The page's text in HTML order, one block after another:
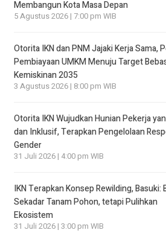
Membangun Kota Masa Depan
5 Agustus 2026 | 7:00 pm WIB
Otorita IKN dan PNM Jajaki Kerja Sama,
Pembiayaan UMKM Menuju Target
Kemiskinan 2035
3 Agustus 2026 | 8:00 pm WIB
Otorita IKN Wujudkan Hunian Pekerja
dan Inklusif, Terapkan Pengelolaan
Gender
31 Juli 2026 | 4:00 pm WIB
IKN Terapkan Konsep Rewilding, Basuki:
Sekadar Tanam Pohon, tetapi Pulihkan
Ekosistem
31 Juli 2026 | 3:00 pm WIB